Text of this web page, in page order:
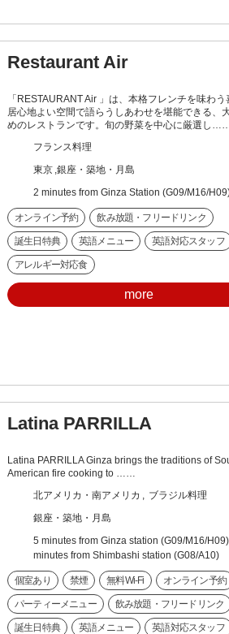
Restaurant Air
「RESTAURANT Air 」は、本格フレンチを味わう
居心地よい空間で語らうしあわせを堪能できる、
めのレストランです。旬の野菜を中心に厳選し
フランス料理
東京 銀座・築地・月島
2 minutes from Ginza Station (G09/M16/
オンライン予約 飲み放題・フリードリンク
誕生日特典 英語メニュー 英語対応スタッフ
アレルギー対応食
more
Latina PARRILLA
Latina PARRILLA Ginza brings the traditions of
American fire cooking to ……
北アメリカ・南アメリカ
ブラジル料理
銀座・築地・月島
5 minutes from Ginza station (G09/M16/
minutes from Shimbashi station (G08/A10)
個室あり 禁煙 無料Wi-Fi オンライン予約
パーティーメニュー 飲み放題・フリードリンク
誕生日特典 英語メニュー 英語対応スタッフ